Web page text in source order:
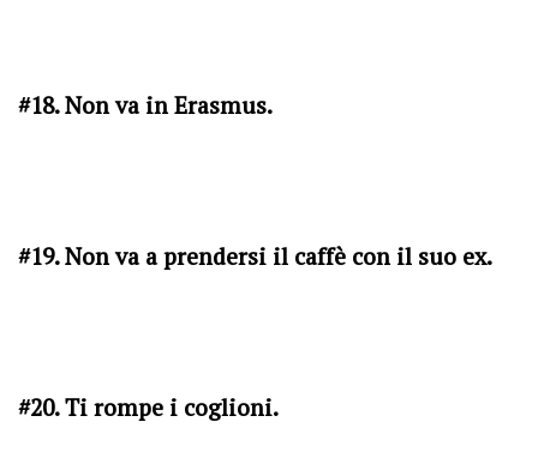
#18. Non va in Erasmus.
#19. Non va a prendersi il caffè con il suo ex.
#20. Ti rompe i coglioni.